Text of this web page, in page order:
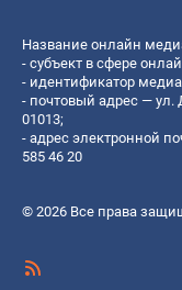
Название онлайн
- субъект в сфере
- идентификатор
- почтовый адрес — ул.
01013;
- адрес электронной
585 46 20
© 2026 Все права